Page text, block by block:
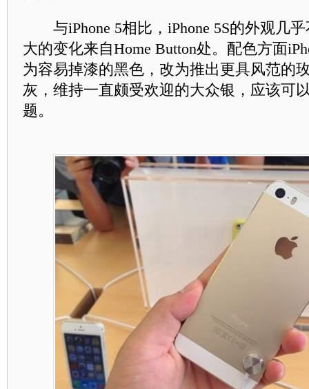
与iPhone 5相比，iPhone 5S的外观几乎
大的变化来自Home Button处。配色方面
为容易掉漆的黑色，改为推出更具风范的
灰，维持一直颇受欢迎的大众银，应该可
题。